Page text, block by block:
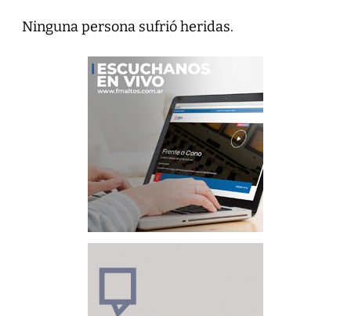
Ninguna persona sufrió heridas.